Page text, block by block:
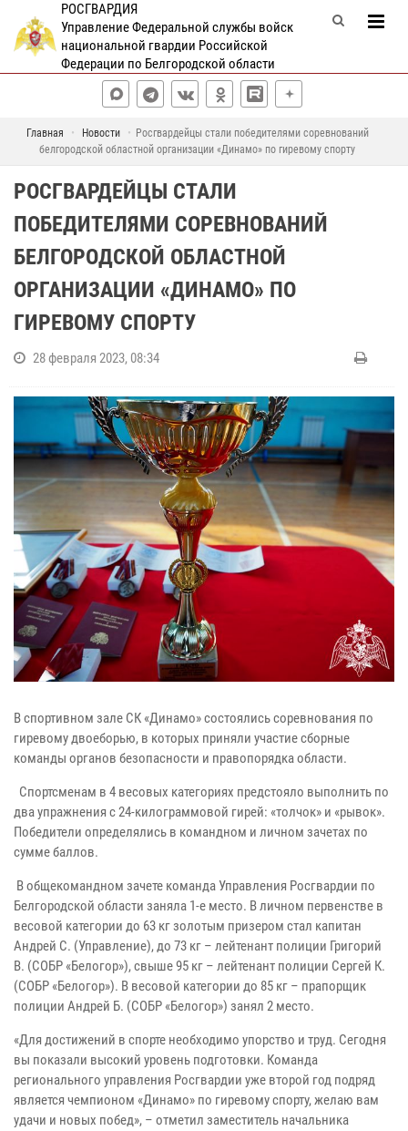
РОСГВАРДИЯ
Управление Федеральной службы войск
национальной гвардии Российской
Федерации по Белгородской области
Главная Новости
Росгвардейцы стали победителями соревнований
белгородской областной организации «Динамо» по гиревому спорту
РОСГВАРДЕЙЦЫ СТАЛИ
ПОБЕДИТЕЛЯМИ СОРЕВНОВАНИЙ
БЕЛГОРОДСКОЙ ОБЛАСТНОЙ
ОРГАНИЗАЦИИ «ДИНАМО» ПО
ГИРЕВОМУ СПОРТУ
28 февраля 2023, 08:34
В спортивном зале СК «Динамо» состоялись соревнования по
гиревому двоеборью, в которых приняли участие сборные
команды органов безопасности и правопорядка области.
Спортсменам в 4 весовых категориях предстояло выполнить по
два упражнения с 24-килограммовой гирей: «толчок» и «рывок».
Победители определялись в командном и личном зачетах по
сумме баллов.
В общекомандном зачете команда Управления Росгвардии по
Белгородской области заняла 1-е место. В личном первенстве в
весовой категории до 63 кг золотым призером стал капитан
Андрей С. (Управление), до 73 кг – лейтенант полиции Григорий
В. (СОБР «Белогор»), свыше 95 кг – лейтенант полиции Сергей К.
(СОБР «Белогор»). В весовой категории до 85 кг – прапорщик
полиции Андрей Б. (СОБР «Белогор») занял 2 место.
«Для достижений в спорте необходимо упорство и труд. Сегодня
вы показали высокий уровень подготовки. Команда
регионального управления Росгвардии уже второй год подряд
является чемпионом «Динамо» по гиревому спорту, желаю вам
удачи и новых побед», – отметил заместитель начальника